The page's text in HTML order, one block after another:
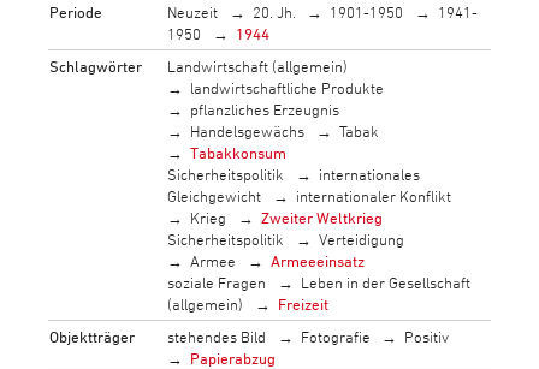
Periode
Neuzeit 20. Jh. 1901-1950
1941-
1950
1944
Schlagwörter
Landwirtschaft (allgemein)
landwirtschaftliche Produkte
pflanzliches Erzeugnis
Handelsgewächs
Tabak
Tabakkonsum
Sicherheitspolitik
internationales
Gleichgewicht
internationaler Konflikt
Krieg
Zweiter Weltkrieg
Sicherheitspolitik
Verteidigung
Armee
Armeeeinsatz
soziale Fragen
Leben in der Gesellschaft
(allgemein)
Freizeit
Objektträger
stehendes Bild Fotografie
Positiv
Papierabzug